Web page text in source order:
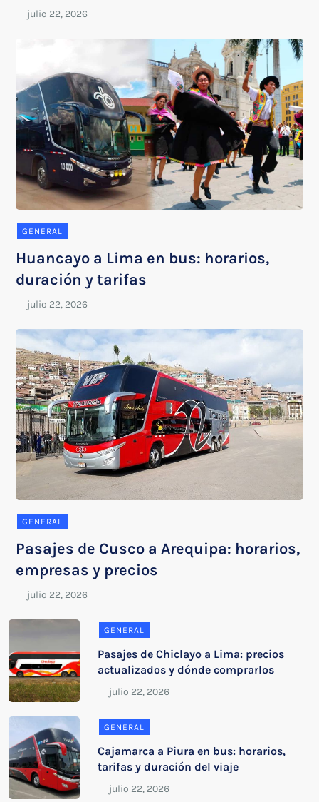
GENERAL
Huancayo a Lima en bus: horarios,
duración y tarifas
GENERAL
Pasajes de Cusco a Arequipa: horarios,
empresas y precios
GENERAL
Pasajes de Chiclayo a Lima: precios
actualizados y dónde comprarlos
GENERAL
Cajamarca a Piura en bus: horarios,
tarifas y duración del viaje